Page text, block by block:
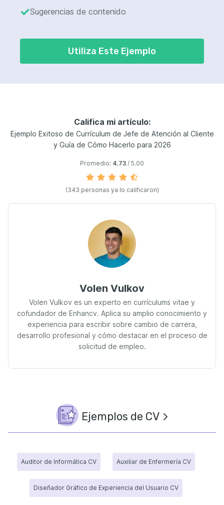
Sugerencias de contenido
Utiliza Este Ejemplo
Califica mi artículo:
Ejemplo Exitoso de Currículum de Jefe de Atención al Cliente
y Guía de Cómo Hacerlo para 2026
Promedio: 4.73 / 5.00
(343 personas ya lo calificaron)
Volen Vulkov
Volen Vulkov es un experto en currículums vitae y
cofundador de Enhancv. Aplica su amplio conocimiento y
experiencia para escribir sobre cambio de carrera,
desarrollo profesional y cómo destacar en el proceso de
solicitud de empleo.
Ejemplos de CV
Auditor de Informática CV Auxiliar de Enfermería CV
Diseñador Gráfico de Experiencia del Usuario CV